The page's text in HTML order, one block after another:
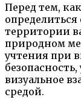
Перед тем,
территории
природном
учтения при
визуальное
средой.